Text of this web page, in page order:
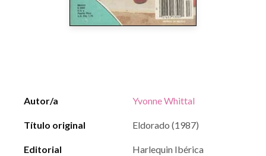
Autor/a Yvonne Whittal
Título original Eldorado (1987)
Editorial Harlequin Ibérica